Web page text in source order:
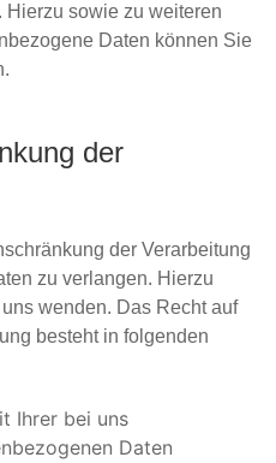
sowie zu weiteren
Daten können Sie
der
der Verarbeitung
zu verlangen. Hierzu
wenden. Das Recht auf
besteht in folgenden
Ihrer bei uns
Daten